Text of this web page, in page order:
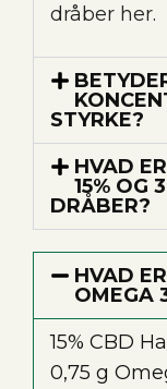
dråber her.
STYRKE?
HVAD
15% OG
DRÅBER?
HVAD
OMEGA
15% CBD
0,75 g